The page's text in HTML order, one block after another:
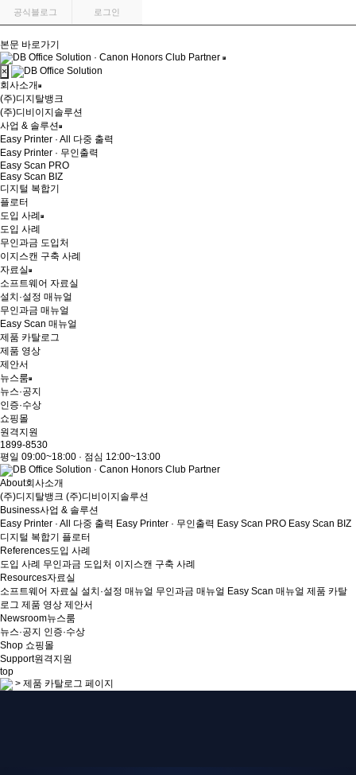
공식블로그 로그인
본문 바로가기
×
회사소개
(주)디지탈뱅크
(주)디비이지솔루션
사업 & 솔루션
Easy Printer · All 다중 출력
Easy Printer · 무인출력
Easy Scan PRO
Easy Scan BIZ
디지털 복합기
플로터
도입 사례
도입 사례
무인과금 도입처
이지스캔 구축 사례
자료실
소프트웨어 자료실
설치·설정 매뉴얼
무인과금 매뉴얼
Easy Scan 매뉴얼
제품 카탈로그
제품 영상
제안서
뉴스룸
뉴스·공지
인증·수상
쇼핑몰
원격지원
1899-8530
평일 09:00~18:00 · 점심 12:00~13:00
About회사소개
(주)디지탈뱅크 (주)디비이지솔루션
Business사업 & 솔루션
Easy Printer · All 다중 출력 Easy Printer · 무인출력 Easy Scan PRO Easy Scan BIZ
디지털 복합기
플로터
References도입 사례
도입 사례 무인과금 도입처 이지스캔 구축 사례
Resources자료실
소프트웨어 자료실 설치·설정 매뉴얼 무인과금 매뉴얼 Easy Scan 매뉴얼 제품 카탈
로그 제품 영상 제안서
Newsroom뉴스룸
뉴스·공지 인증·수상
Shop 쇼핑몰
Support원격지원
top
> 제품 카탈로그 페이지